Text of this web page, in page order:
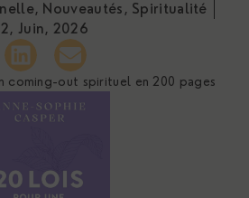
, Nouveautés , Spiritualité
Juin, 2026
coming-out spirituel en 200 pages